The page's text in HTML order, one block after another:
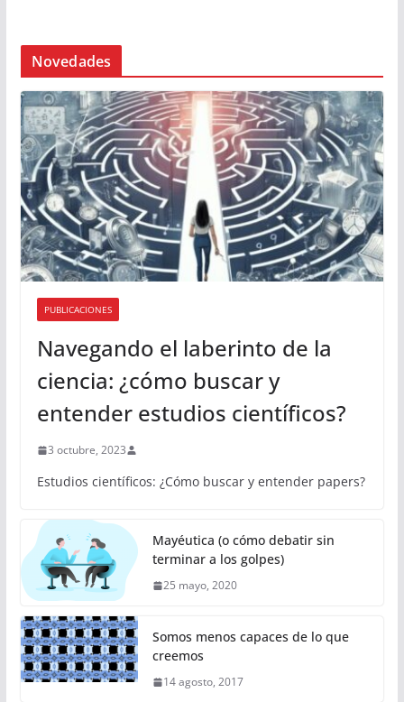
Novedades
PUBLICACIONES
Navegando el laberinto de la
ciencia: ¿cómo buscar y
entender estudios científicos?
3 octubre, 2023
Estudios científicos: ¿Cómo buscar y entender papers?
Mayéutica (o cómo debatir sin
terminar a los golpes)
25 mayo, 2020
Somos menos capaces de lo que
creemos
14 agosto, 2017